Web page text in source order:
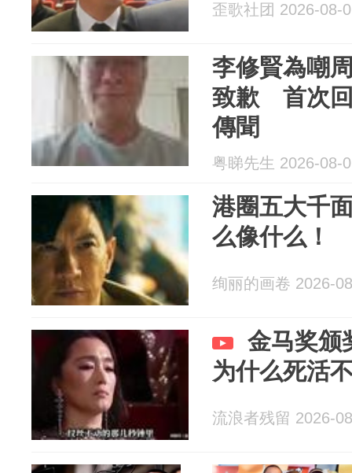
歪歌社团 2026-08-
李修賢為嘲
致歉 首次回
傳聞
粤睇先生 2026-08-
港圈五大千
么像什么！
绚丽的画卷 2026-
金马奖颁
为什么死活
流浪者残留 2026-